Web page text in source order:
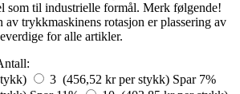
som til industrielle formål. Merk følgende!
av trykkmaskinens rotasjon er plassering av
for alle artikler.
3 (456,52 kr per stykk) Spar 7%